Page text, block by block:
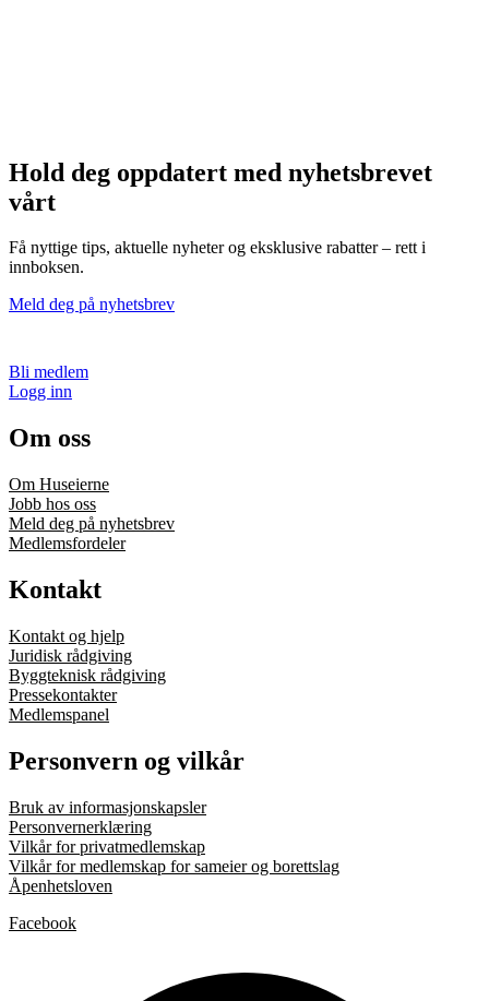
Hold deg oppdatert med nyhetsbrevet
vårt
Få nyttige tips, aktuelle nyheter og eksklusive rabatter – rett i
innboksen.
Meld deg på nyhetsbrev
Bli medlem
Logg inn
Om oss
Om Huseierne
Jobb hos oss
Meld deg på nyhetsbrev
Medlemsfordeler
Kontakt
Kontakt og hjelp
Juridisk rådgiving
Byggteknisk rådgiving
Pressekontakter
Medlemspanel
Personvern og vilkår
Bruk av informasjonskapsler
Personvernerklæring
Vilkår for privatmedlemskap
Vilkår for medlemskap for sameier og borettslag
Åpenhetsloven
Facebook